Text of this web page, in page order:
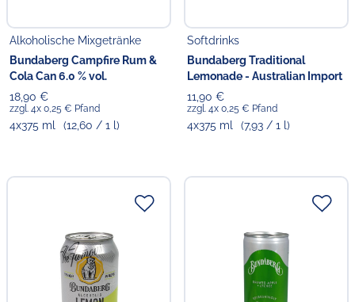
Alkoholische Mixgetränke
Bundaberg Campfire Rum &
Cola Can 6.0 % vol.
18,90 €
zzgl. 4x 0,25 € Pfand
4x375 ml (12,60 / 1 l)
Softdrinks
Bundaberg Traditional
Lemonade - Australian Import
11,90 €
zzgl. 4x 0,25 € Pfand
4x375 ml (7,93 / 1 l)